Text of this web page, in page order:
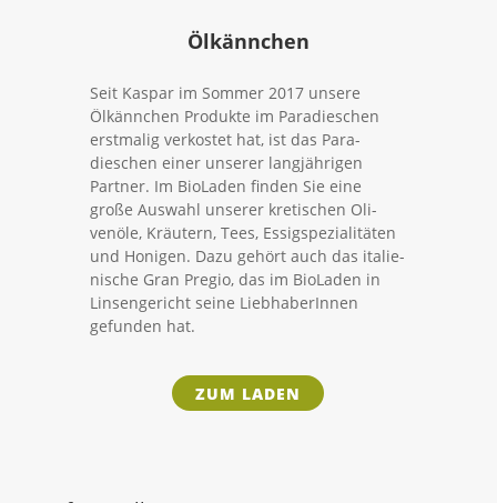
Ölkännchen
Seit Kaspar im Sommer 2017 unsere
Ölkännchen Pro­dukte im Para­dieschen
erst­malig ver­kostet hat, ist das Para­
dieschen einer unserer lang­jäh­rigen
Partner. Im Bio­Laden finden Sie eine
große Auswahl unserer kre­ti­schen Oli­
venöle, Kräutern, Tees, Essig­spe­zia­li­täten
und Honigen. Dazu gehört auch das ita­lie­
nische Gran Pregio, das im Bio­Laden in
Lin­sen­ge­richt seine Lieb­ha­be­rInnen
gefunden hat.
ZUM LADEN